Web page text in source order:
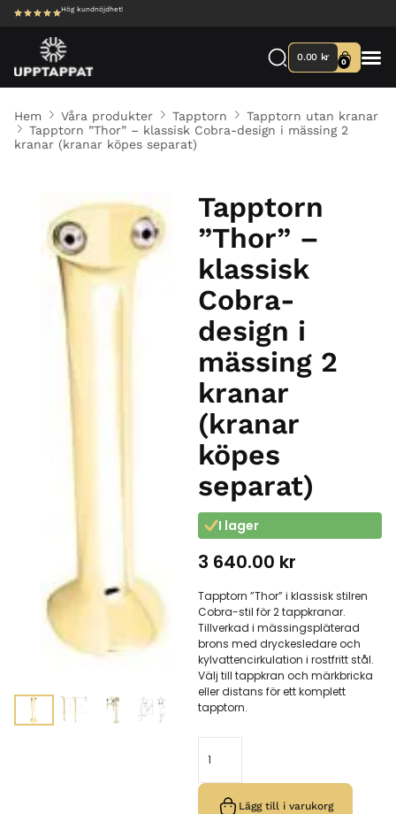
Hög kundnöjdhet!
0.00 kr 0
Hem Våra produkter Tapptorn
Tapptorn utan kranar
Tapptorn ”Thor” – klassisk Cobra-design i mässing 2
kranar (kranar köpes separat)
Tapptorn
”Thor” –
klassisk
Cobra-
design i
mässing 2
kranar
(kranar
köpes
separat)
I lager
3 640.00 kr
Tapptorn ”Thor” i klassisk stilren
Cobra-stil för 2 tappkranar.
Tillverkad i mässingspläterad
brons med dryckesledare och
kylvattencirkulation i rostfritt stål.
Välj till tappkran och märkbricka
eller distans för ett komplett
tapptorn.
Lägg till i varukorg